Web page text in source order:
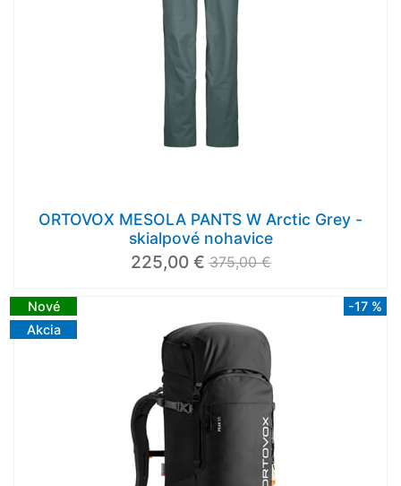
ORTOVOX MESOLA PANTS W Arctic Grey -
skialpové nohavice
225,00 € 375,00 €
Nové
Akcia
-17 %